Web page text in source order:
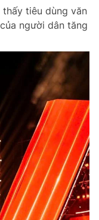
cáo
404
Chính sách bảo
24.3.2020
Niên. Cấm sao chép
bằng văn bản.
tiêu dùng văn
người dân tăng